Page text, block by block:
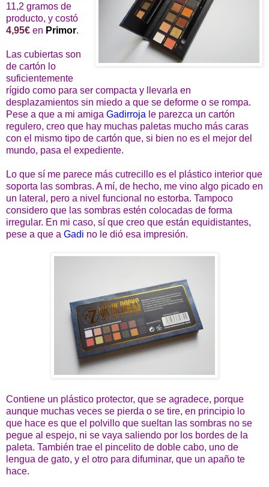
11,2 gramos de
producto, y costó
4,95€ en Primor.
Las cubiertas son
de cartón lo
suficientemente
rígido como para ser compacta y llevarla en
desplazamientos sin miedo a que se deforme o se rompa.
Pese a que a mi amiga Gadirroja le parezca un cartón
regulero, creo que hay muchas paletas mucho más caras
con el mismo tipo de cartón que, si bien no es el mejor del
mundo, pasa el expediente.
Lo que sí me parece más cutrecillo es el plástico interior que
soporta las sombras. A mí, de hecho, me vino algo picado en
un lateral, pero a nivel funcional no estorba. Tampoco
considero que las sombras estén colocadas de forma
irregular. En mi caso, sí que creo que están equidistantes,
pese a que a Gadi no le dió esa impresión.
Contiene un plástico protector, que se agradece, porque
aunque muchas veces se pierda o se tire, en principio lo
que hace es que el polvillo que sueltan las sombras no se
pegue al espejo, ni se vaya saliendo por los bordes de la
paleta. También trae el pincelito de doble cabo, uno de
lengua de gato, y el otro para difuminar, que un apaño te
hace.